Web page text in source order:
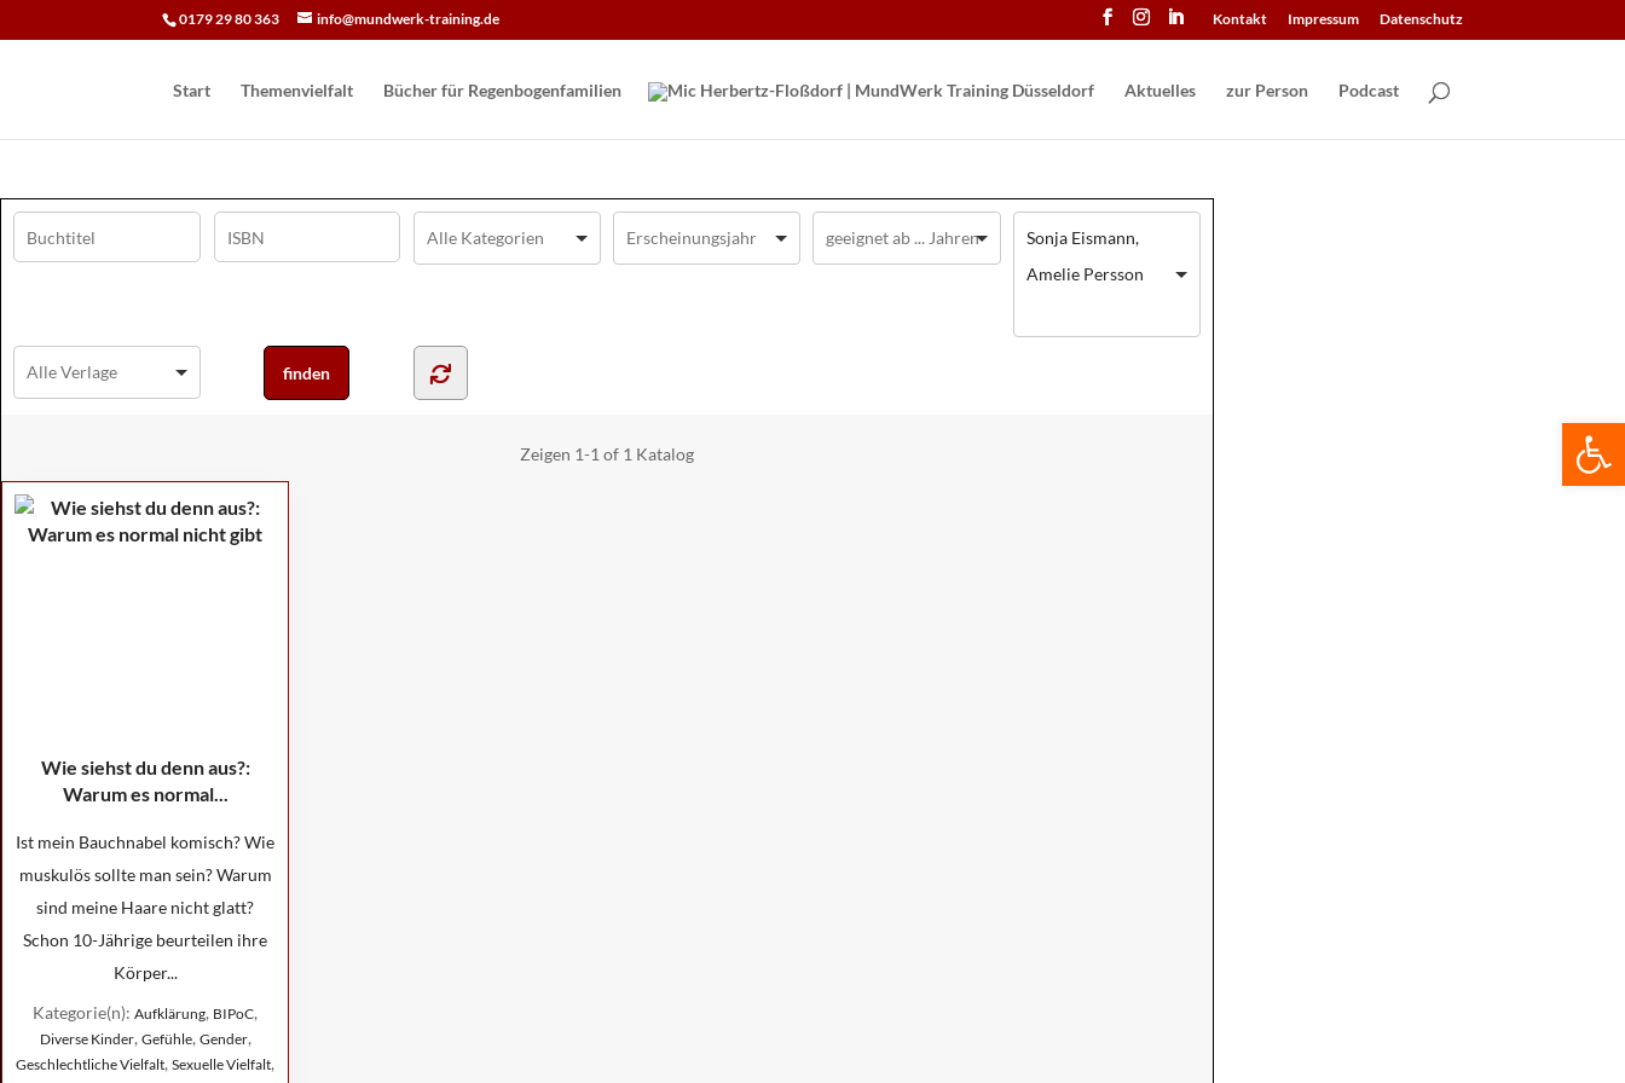
0179 29 80 363 info@mundwerk-training.de Kontakt Impressum Datenschutz
Start Themenvielfalt Bücher für Regen­bogen­familien Aktuelles zur Person Podcast
Sonja Eismann,
Amelie Persson
Zeigen 1-1 of 1 Katalog
Wie siehst du denn aus?:
Warum es normal...
Ist mein Bauchnabel komisch? Wie
muskulös sollte man sein? Warum
sind meine Haare nicht glatt?
Schon 10-Jährige beurteilen ihre
Körper...
Kategorie(n): Aufklärung, BIPoC,
Diverse Kinder, Gefühle, Gender,
Geschlechtliche Vielfalt, Sexuelle Vielfalt,